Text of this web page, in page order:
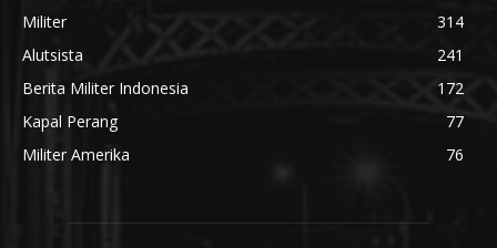
Militer
314
Alutsista
241
Berita Militer Indonesia
172
Kapal Perang
77
Militer Amerika
76